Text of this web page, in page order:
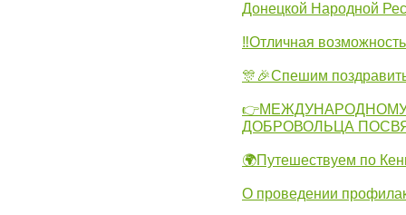
Донецкой Народной
‼Отличная
🎊🎉Спешим
ДОБРОВОЛЬЦА
🌍Путешествуем по
О проведении